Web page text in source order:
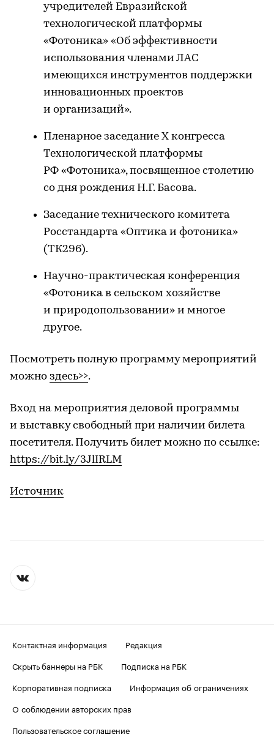
учредителей Евразийской
технологической платформы
«Фотоника» «Об эффективности
использования членами ЛАС
имеющихся инструментов поддержки
инновационных проектов
и организаций».
Пленарное заседание X конгресса
Технологической платформы
РФ «Фотоника», посвященное столетию
со дня рождения Н.Г. Басова.
Заседание технического комитета
Росстандарта «Оптика и фотоника»
(ТК296).
Научно-практическая конференция
«Фотоника в сельском хозяйстве
и природопользовании» и многое
другое.
Посмотреть полную программу мероприятий
можно здесь>>.
Вход на мероприятия деловой программы
и выставку свободный при наличии билета
посетителя. Получить билет можно по ссылке:
https://bit.ly/3JlIRLM
Источник
Контактная информация
Редакция
Скрыть баннеры на РБК
Подписка на РБК
Корпоративная подписка
Информация об ограничениях
О соблюдении авторских прав
Пользовательское соглашение